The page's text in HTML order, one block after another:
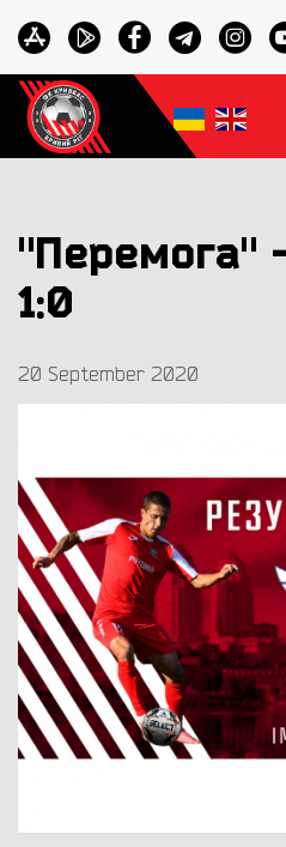
"Перемога"
1:0
20 September 2020